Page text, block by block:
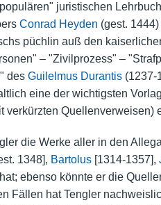
juristischen
Conrad Heyden (gest.
püchlin auß den
– "Zivilprozess" –
des Guilelmus Durantis(1237-
eine der wichtigsten
die Werke aller in den
1348], Bartolus[1314-1357],
ebenso könnte er die
Fällen hat Tengler